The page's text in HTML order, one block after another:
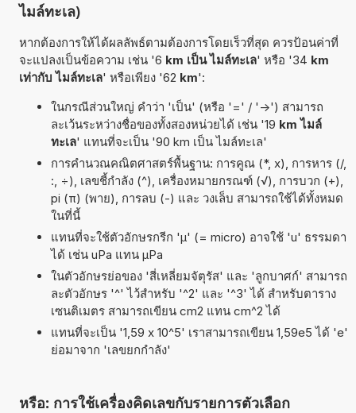
ไมล์ทะเล)
หากต้องการให้ได้ผลลัพธ์ตามต้องการโดยเร็วที่สุด ควรป้อนค่าที่
จะแปลงเป็นข้อความ เช่น '6 km เป็น ไมล์ทะเล' หรือ '34 km
เท่ากับ ไมล์ทะเล' หรือเพียง '62 km':
ในกรณีส่วนใหญ่ คำว่า 'เป็น' (หรือ '=' / '->') สามารถ
ละเว้นระหว่างชื่อของทั้งสองหน่วยได้ เช่น '19 km ไมล์
ทะเล' แทนที่จะเป็น '90 km เป็น ไมล์ทะเล'
การคำนวณคณิตศาสตร์พื้นฐาน: การคูณ (*, x), การหาร (/,
:, ÷), เลขชี้กำลัง (^), เครื่องหมายกรณฑ์ (√), การบวก (+),
pi (π) (พาย), การลบ (-) และ วงเล็บ สามารถใช้ได้ทั้งหมด
ในที่นี้
แทนที่จะใช้ตัวอักษรกรีก 'µ' (= micro) อาจใช้ 'u' ธรรมดา
ได้ เช่น uPa แทน µPa
ในตัวอักษรย่อของ 'สี่เหลี่ยมจัตุรัส' และ 'ลูกบาศก์' สามารถ
ละตัวอักษร '^' ไว้สำหรับ '^2' และ '^3' ได้ สำหรับตาราง
เซนติเมตร สามารถเขียน cm2 แทน cm^2 ได้
แทนที่จะเป็น '1,59 x 10^5' เราสามารถเขียน 1,59e5 ได้ 'e'
ย่อมาจาก 'เลขยกกำลัง'
หรือ: การใช้เครื่องคิดเลขกับรายการตัวเลือก